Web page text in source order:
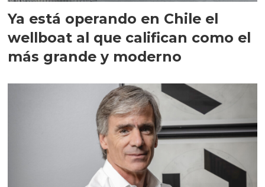
Ya está operando en Chile el
wellboat al que califican como el
más grande y moderno